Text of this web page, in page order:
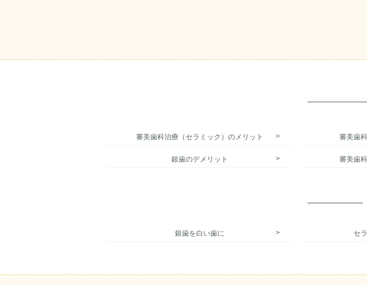
審美歯科治療（セラミック）のメリット 審美歯
銀歯のデメリット 審美歯
銀歯を白い歯に セ